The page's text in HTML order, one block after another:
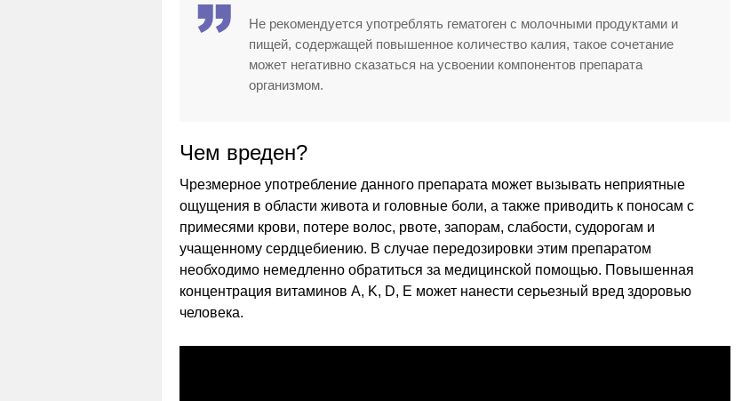
Не рекомендуется употреблять гематоген с молочными продуктами и
пищей, содержащей повышенное количество калия, такое сочетание
может негативно сказаться на усвоении компонентов препарата
организмом.
Чем вреден?
Чрезмерное употребление данного препарата может вызывать неприятные
ощущения в области живота и головные боли, а также приводить к поносам с
примесями крови, потере волос, рвоте, запорам, слабости, судорогам и
учащенному сердцебиению. В случае передозировки этим препаратом
необходимо немедленно обратиться за медицинской помощью. Повышенная
концентрация витаминов A, K, D, E может нанести серьезный вред здоровью
человека.